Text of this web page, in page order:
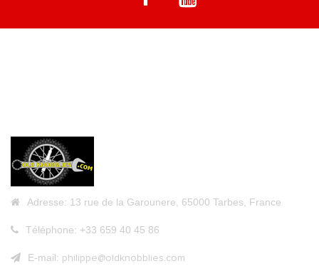
Adresse: 13 rue de la Garounere, 65000 Tarbes, France
Téléphone: +33 659 40 45 86
E-mail: philippe@oldknobblies.com